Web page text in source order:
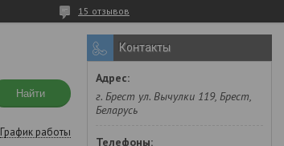
15 отзывов
Найти
График работы
Контакты
г. Брест ул. Вычулки 119, Брест,
Беларусь